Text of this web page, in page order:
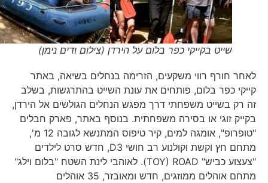
שייט בקייקי כפר בלום על הירדן (צילום ודים נימן)
לאחר חורף רווי משקעים, הזרימה בנחלים בשיאה, באתר
קייקי כפר בלום, פותחים את עונת השייט בהתרגשות, בשלב
זה רק בשייט משפחתי דרך מפגש הנחלים הגולשים אל הירדן,
בקייק זוגי או בסירה משפחתית. בנוסף באתר, פארק חבלים
"טופרופ", אומגה למים, קיר טיפוס המתנשא לגובה 12 מ',
מתחם חץ וקשת וקולנוע רב חושי D3, חדש סרט לילדים
"צעצוע כביש" TOY) ROAD). לאוהבי לינת השטח "בלום וילג"
מתחם אוהלים ממוזגים, חדש ומאובזר, 35 אוהלים